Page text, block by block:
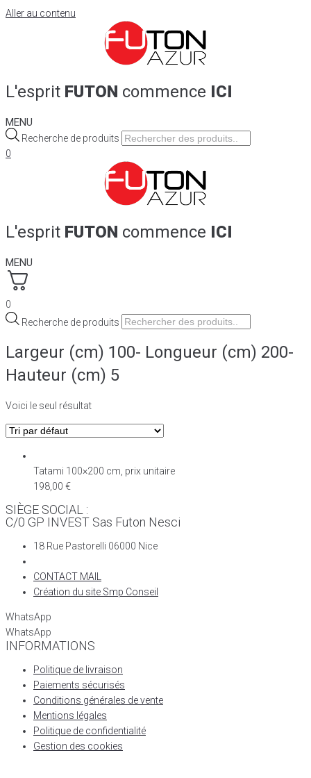
Aller au contenu
L'esprit FUTON commence ICI
MENU
Recherche de produits
0
L'esprit FUTON commence ICI
MENU
0
Recherche de produits
Largeur (cm) 100- Longueur (cm) 200-
Hauteur (cm) 5
Voici le seul résultat
Tatami 100×200 cm, prix unitaire
198,00 €
SIÈGE SOCIAL :
C/0 GP INVEST Sas Futon Nesci
18 Rue Pastorelli 06000 Nice
CONTACT MAIL
Création du site Smp Conseil
WhatsApp
WhatsApp
INFORMATIONS
Politique de livraison
Paiements sécurisés
Conditions générales de vente
Mentions légales
Politique de confidentialité
Gestion des cookies